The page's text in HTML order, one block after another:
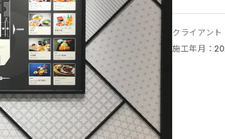
クライアン
施工年月：